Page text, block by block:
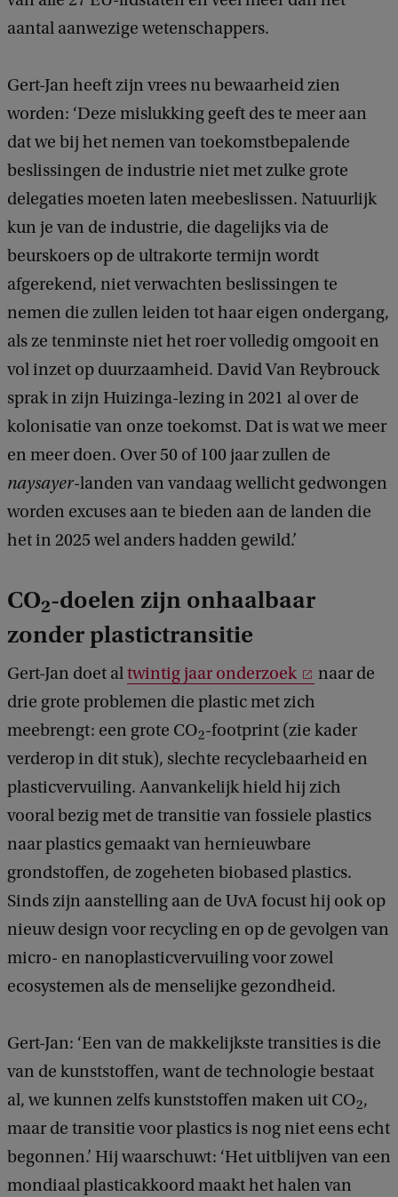
aantal aanwezige wetenschappers.
Gert-Jan heeft zijn vrees nu bewaarheid zien
worden: ‘Deze mislukking geeft des te meer aan
dat we bij het nemen van toekomstbepalende
beslissingen de industrie niet met zulke grote
delegaties moeten laten meebeslissen. Natuurlijk
kun je van de industrie, die dagelijks via de
beurskoers op de ultrakorte termijn wordt
afgerekend, niet verwachten beslissingen te
nemen die zullen leiden tot haar eigen ondergang,
als ze tenminste niet het roer volledig omgooit en
vol inzet op duurzaamheid. David Van Reybrouck
sprak in zijn Huizinga-lezing in 2021 al over de
kolonisatie van onze toekomst. Dat is wat we meer
en meer doen. Over 50 of 100 jaar zullen de
naysayer-landen van vandaag wellicht gedwongen
worden excuses aan te bieden aan de landen die
het in 2025 wel anders hadden gewild.’
CO2-doelen zijn onhaalbaar
zonder plastictransitie
Gert-Jan doet altwintig jaar onderzoek
naar de
drie grote problemen die plastic met zich
meebrengt: een grote CO2-footprint (zie kader
verderop in dit stuk), slechte recyclebaarheid en
plasticvervuiling. Aanvankelijk hield hij zich
vooral bezig met de transitie van fossiele plastics
naar plastics gemaakt van hernieuwbare
grondstoffen, de zogeheten biobased plastics.
Sinds zijn aanstelling aan de UvA focust hij ook op
nieuw design voor recycling en op de gevolgen van
micro- en nanoplasticvervuiling voor zowel
ecosystemen als de menselijke gezondheid.
Gert-Jan: ‘Een van de makkelijkste transities is die
van de kunststoffen, want de technologie bestaat
al, we kunnen zelfs kunststoffen maken uit CO2,
maar de transitie voor plastics is nog niet eens echt
begonnen.’ Hij waarschuwt: ‘Het uitblijven van een
mondiaal plasticakkoord maakt het halen van